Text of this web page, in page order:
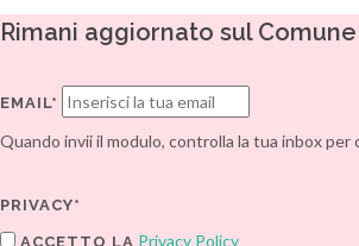
Rimani aggiornato sul
EMAIL*
Quando invii il modulo, controlla la tua inbox per
PRIVACY*
ACCETTO LA Privacy Policy